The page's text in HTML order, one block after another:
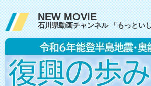
NEW MOVIE
石川県動画チャンネル 「もっとい